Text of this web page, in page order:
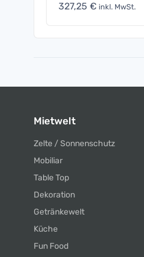
327,25 € inkl. MwSt.
Mietwelt
Zelte / Sonnenschutz
Mobiliar
Table Top
Dekoration
Getränkewelt
Küche
Fun Food